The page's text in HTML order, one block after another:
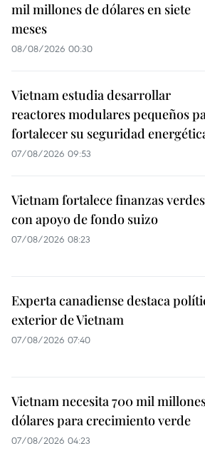
mil millones de dólares en siete
meses
08/08/2026 00:30
Vietnam estudia desarrollar
reactores modulares pequeños
fortalecer su seguridad
07/08/2026 09:53
Vietnam fortalece finanzas verdes
con apoyo de fondo suizo
07/08/2026 08:23
Experta canadiense destaca
exterior de Vietnam
07/08/2026 07:40
Vietnam necesita 700 mil
dólares para crecimiento verde
07/08/2026 04:23